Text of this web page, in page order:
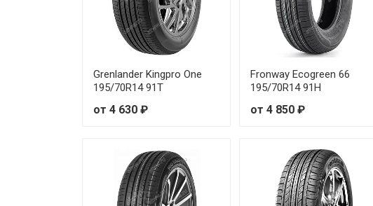
Grenlander Kingpro One
195/70R14 91T
от 4 630 ₽
Fronway Ecogreen 66
195/70R14 91H
от 4 850 ₽